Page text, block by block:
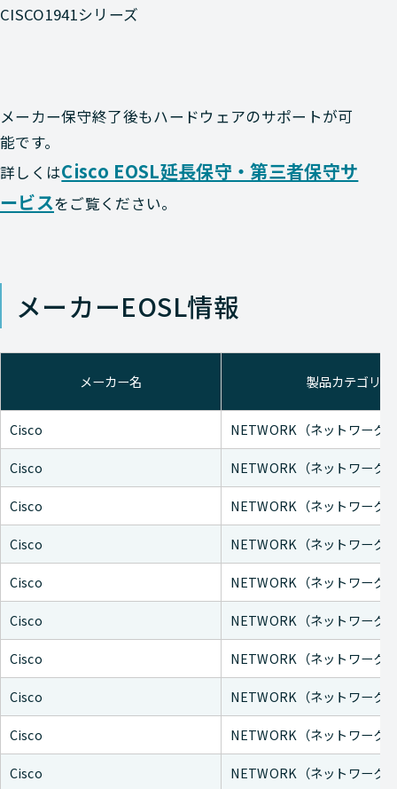
CISCO1941シリーズ
メーカー保守終了後もハードウェアのサポートが可
能です。
詳しくはCisco EOSL延長保守・第三者保守サ
ービスをご覧ください。
メーカーEOSL情報
メーカー名 製品カテゴリ
Cisco NETWORK（ネットワーク
Cisco NETWORK（ネットワーク
Cisco NETWORK（ネットワーク
Cisco NETWORK（ネットワーク
Cisco NETWORK（ネットワーク
Cisco NETWORK（ネットワーク
Cisco NETWORK（ネットワーク
Cisco NETWORK（ネットワーク
Cisco NETWORK（ネットワーク
Cisco NETWORK（ネットワーク